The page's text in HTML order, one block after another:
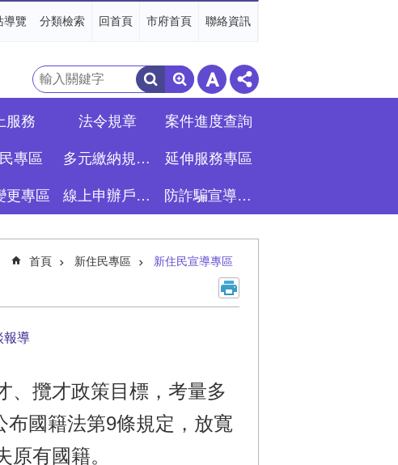
導覽 分類檢索 回首頁 市府首頁 聯絡資訊
搜
尋
服務 法令規章 案件進度查詢
專區 多元繳納規費專區 延伸服務專區
更專區 線上申辦戶籍登記專區 防詐騙宣導專區
首頁 新住民專區 新住民宣導專區
報導
、攬才政策目標，考量多
布國籍法第9條規定，放寬
有國籍。